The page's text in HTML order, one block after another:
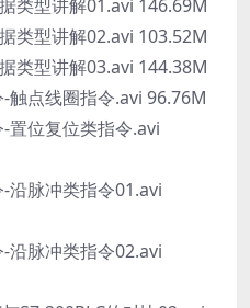
类型讲解01.avi 146.69M
类型讲解02.avi 103.52M
类型讲解03.avi 144.38M
点线圈指令.avi 96.76M
位复位类指令.avi
脉冲类指令01.avi
脉冲类指令02.avi